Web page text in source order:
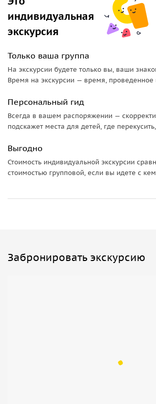
индивидуальная
экскурсия
Только ваша группа
На экскурсии будете только вы, ваши
Время на экскурсии — время, проведенное
Персональный гид
Всегда в вашем распоряжении —
подскажет места для детей, где
Выгодно
Стоимость индивидуальной экскурсии
стоимостью групповой, если вы идете с
Забронировать экскурсию